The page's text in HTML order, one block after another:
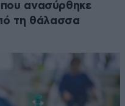
ανασύρθηκε
τη θάλασσα